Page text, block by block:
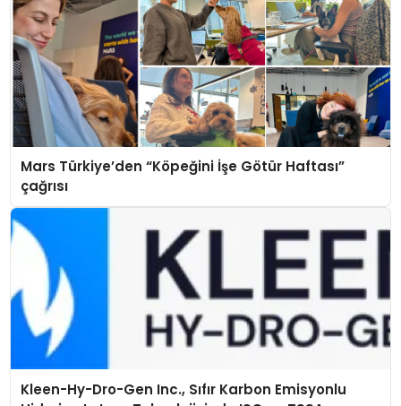
Mars Türkiye’den “Köpeğini İşe Götür Haftası”
çağrısı
Kleen-Hy-Dro-Gen Inc., Sıfır Karbon Emisyonlu